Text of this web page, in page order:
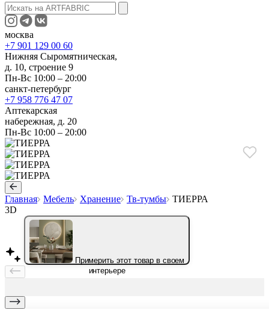
москва
+7 901 129 00 60
Нижняя Сыромятническая,
д. 10, строение 9
Пн-Вс 10:00 – 20:00
санкт-петербург
+7 958 776 47 07
Аптекарская
набережная, д. 20
Пн-Вс 10:00 – 20:00
Главная Мебель Хранение Тв-тумбы ТИЕРРА
3D
Примерить этот товар в своем
интерьере